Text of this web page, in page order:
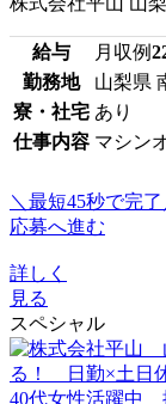
給与 月収例
勤務地
山梨県
寮・社宅 あり
仕事内容 マシン
＼最短45秒で完了
応募へ進む
詳しく
見る
スペシャル